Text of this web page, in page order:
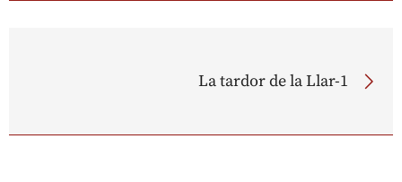
La tardor de la Llar-1